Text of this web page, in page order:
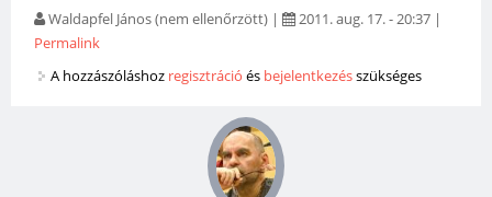
Waldapfel János (nem ellenőrzött) | 2011. aug. 17. - 20:37 |
Permalink
A hozzászóláshoz regisztráció és bejelentkezésszükséges